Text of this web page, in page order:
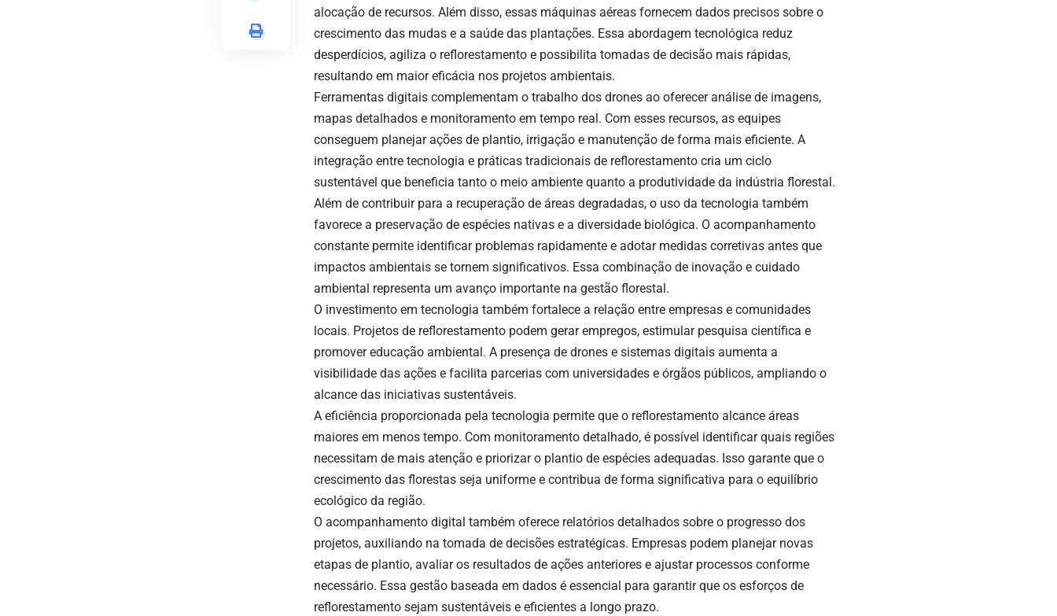
alocação de recursos. Além disso, essas máquinas aéreas fornecem dados precisos sobre o
crescimento das mudas e a saúde das plantações. Essa abordagem tecnológica reduz
desperdícios, agiliza o reflorestamento e possibilita tomadas de decisão mais rápidas,
resultando em maior eficácia nos projetos ambientais.
Ferramentas digitais complementam o trabalho dos drones ao oferecer análise de imagens,
mapas detalhados e monitoramento em tempo real. Com esses recursos, as equipes
conseguem planejar ações de plantio, irrigação e manutenção de forma mais eficiente. A
integração entre tecnologia e práticas tradicionais de reflorestamento cria um ciclo
sustentável que beneficia tanto o meio ambiente quanto a produtividade da indústria florestal.
Além de contribuir para a recuperação de áreas degradadas, o uso da tecnologia também
favorece a preservação de espécies nativas e a diversidade biológica. O acompanhamento
constante permite identificar problemas rapidamente e adotar medidas corretivas antes que
impactos ambientais se tornem significativos. Essa combinação de inovação e cuidado
ambiental representa um avanço importante na gestão florestal.
O investimento em tecnologia também fortalece a relação entre empresas e comunidades
locais. Projetos de reflorestamento podem gerar empregos, estimular pesquisa científica e
promover educação ambiental. A presença de drones e sistemas digitais aumenta a
visibilidade das ações e facilita parcerias com universidades e órgãos públicos, ampliando o
alcance das iniciativas sustentáveis.
A eficiência proporcionada pela tecnologia permite que o reflorestamento alcance áreas
maiores em menos tempo. Com monitoramento detalhado, é possível identificar quais regiões
necessitam de mais atenção e priorizar o plantio de espécies adequadas. Isso garante que o
crescimento das florestas seja uniforme e contribua de forma significativa para o equilíbrio
ecológico da região.
O acompanhamento digital também oferece relatórios detalhados sobre o progresso dos
projetos, auxiliando na tomada de decisões estratégicas. Empresas podem planejar novas
etapas de plantio, avaliar os resultados de ações anteriores e ajustar processos conforme
necessário. Essa gestão baseada em dados é essencial para garantir que os esforços de
reflorestamento sejam sustentáveis e eficientes a longo prazo.